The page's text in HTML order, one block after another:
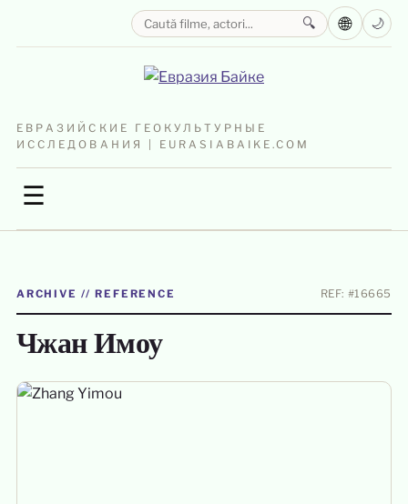
ЕВРАЗИЙСКИЕ ГЕОКУЛЬТУРНЫЕ
ИССЛЕДОВАНИЯ | EURASIABAIKE.COM
☰
🔍 🌐 🌙
ARCHIVE // REFERENCE REF: #16665
Чжан Имоу